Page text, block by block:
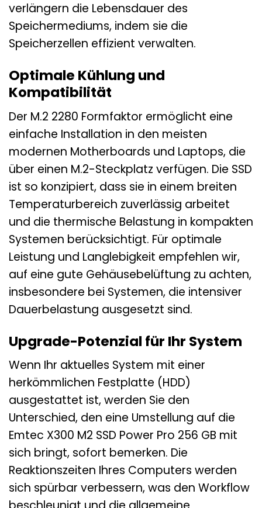
verlängern die Lebensdauer des
Speichermediums, indem sie die
Speicherzellen effizient verwalten.
Optimale Kühlung und
Kompatibilität
Der M.2 2280 Formfaktor ermöglicht eine
einfache Installation in den meisten
modernen Motherboards und Laptops, die
über einen M.2-Steckplatz verfügen. Die SSD
ist so konzipiert, dass sie in einem breiten
Temperaturbereich zuverlässig arbeitet
und die thermische Belastung in kompakten
Systemen berücksichtigt. Für optimale
Leistung und Langlebigkeit empfehlen wir,
auf eine gute Gehäusebelüftung zu achten,
insbesondere bei Systemen, die intensiver
Dauerbelastung ausgesetzt sind.
Upgrade-Potenzial für Ihr System
Wenn Ihr aktuelles System mit einer
herkömmlichen Festplatte (HDD)
ausgestattet ist, werden Sie den
Unterschied, den eine Umstellung auf die
Emtec X300 M2 SSD Power Pro 256 GB mit
sich bringt, sofort bemerken. Die
Reaktionszeiten Ihres Computers werden
sich spürbar verbessern, was den Workflow